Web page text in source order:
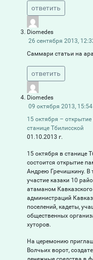
ответить
Diomedes
26 сентября 2013,
Саммари статьи на
ответить
Diomedes
09 октября 2013, 15:54
15 октября –
станице Тбилисской
01.10.2013 г.
15 октября в станице
состоится открытие
Андрею Гречишкину. В
участие казаки 10
атаманом
администраций
поселений, кадеты,
общественных
хуторов.
На церемонию
Волчьих ворот,